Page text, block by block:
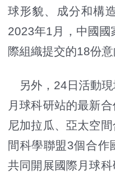
球形貌、成分和構
2023年1月，中國國
際組織提交的18份意
另外，24日活動現
月球科研站的最新
尼加拉瓜、亞太空
間科學聯盟3個合作
共同開展國際月球